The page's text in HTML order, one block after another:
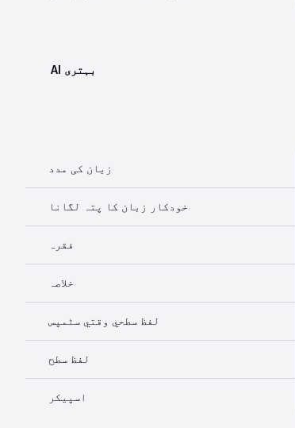
AI بہتری
زبان کی مدد
خودکار زبان کا پتہ لگانا
فقرہ
خلاصہ
لفظ سطحي وقتي سٹمپس
لفظ سطح
اسپیکر